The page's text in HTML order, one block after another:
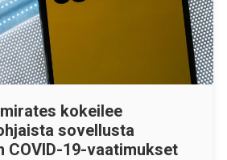
kokeilee
sovellusta
COVID-19-vaatimukset